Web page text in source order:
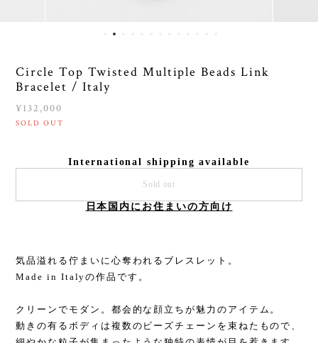
Circle Top Twisted Multiple Beads Link
Bracelet / Italy
¥132,000
SOLD OUT
International shipping available
Sold out
日本国内にお住まいの方向け
気品溢れる佇まいに心奪われるブレスレット。
Made in Italyの作品です。
クリーンでモダン。都会的な顔立ちが魅力のアイテム。
動きの有るボディは複数のビーズチェーンを束ねたもので、